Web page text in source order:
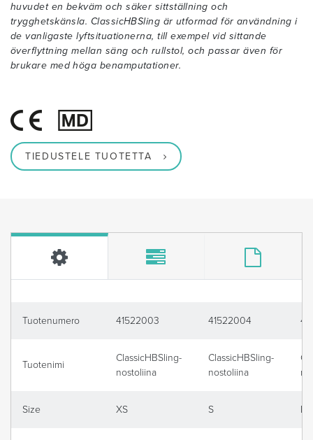
huvudet en bekväm och säker sittställning och
trygghetskänsla. ClassicHBSling är utformad för användning i
de vanligaste lyftsituationerna, till exempel vid sittande
överflyttning mellan säng och rullstol, och passar även för
brukare med höga benamputationer.
TIEDUSTELE TUOTETTA
Tuotenumero 41522003 41522004
Tuotenimi
ClassicHBSling-
nostoliina
ClassicHBSling-
nostoliina
Size XS S M